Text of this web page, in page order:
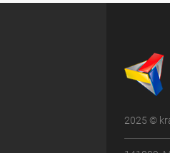
2025 ©